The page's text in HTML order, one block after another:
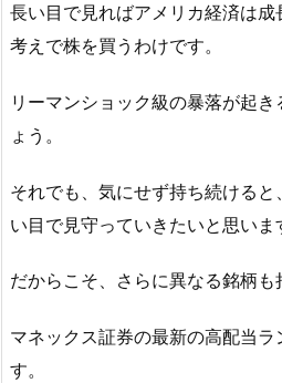
長い目で見ればアメリカ経済は成
考えで株を買うわけです。
リーマンショック級の暴落が起
ょう。
それでも、気にせず持ち続ける
い目で見守っていきたいと思いま
だからこそ、さらに異なる銘柄も
マネックス証券の最新の高配当ラ
す。